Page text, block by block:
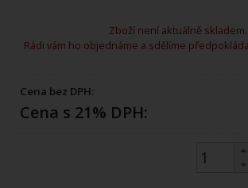
Zboží není aktuálně skladem.
Rádi vám ho objednáme a sdělíme
Cena bez DPH:
Cena s 21% DPH: